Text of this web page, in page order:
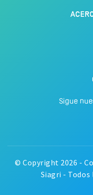
Sigue
© Copyright 2026 -
Siagri - Todos